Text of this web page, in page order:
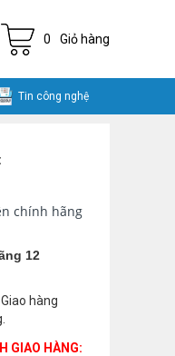
0 Giỏ hàng
Tin công nghệ
chính hãng
12
hàng
GIAO HÀNG: